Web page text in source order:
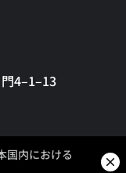
4–1–13
国内における